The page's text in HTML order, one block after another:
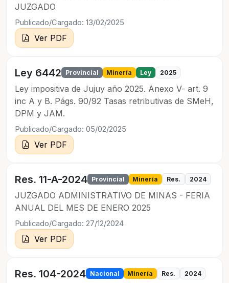
JUZGADO
Publicado/Cargado: 13/02/2025
Ver PDF
Ley 6442 Provincial Minería Ley 2025
Ley impositiva de Jujuy año 2025. Anexo V- art. 9
inc A y B. Págs. 90/92 Tasas retributivas de SMeH,
DPM y JAM.
Publicado/Cargado: 05/02/2025
Ver PDF
Res. 11-A-2024 Provincial Minería Res. 2024
JUZGADO ADMINISTRATIVO DE MINAS - FERIA
ANUAL DEL MES DE ENERO 2025
Publicado/Cargado: 27/12/2024
Ver PDF
Res. 104-2024 Nacional Minería Res. 2024